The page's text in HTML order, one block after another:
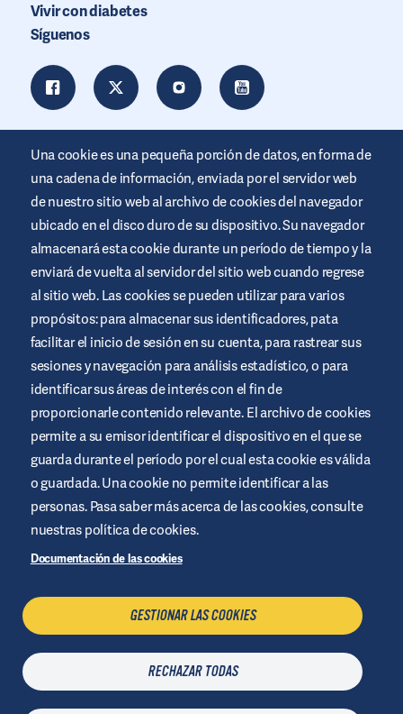
Vivir con diabetes
Síguenos
Este sitio web está promocionado por Air Liquide Healthcare
para educar y apoyar a las personas que viven con diabetes. Es
sólo un site informativo, no sustituye las recomendaciones
médicas. Busca siempre el consejo de un profesional de la salud.
Términos y condiciones del sitio web
Política de privacidad
Cookies
Aviso legal
Administrar cookies
Política de Seguridad de la Información
Última actualización06 Agosto | © Air Liquide Healthcare
Una cookie es una pequeña porción de datos, en forma de
una cadena de información, enviada por el servidor web
de nuestro sitio web al archivo de cookies del navegador
ubicado en el disco duro de su dispositivo. Su navegador
almacenará esta cookie durante un período de tiempo y la
enviará de vuelta al servidor del sitio web cuando regrese
al sitio web. Las cookies se pueden utilizar para varios
propósitos: para almacenar sus identificadores, pata
facilitar el inicio de sesión en su cuenta, para rastrear sus
sesiones y navegación para análisis estadístico, o para
identificar sus áreas de interés con el fin de
proporcionarle contenido relevante. El archivo de cookies
permite a su emisor identificar el dispositivo en el que se
guarda durante el período por el cual esta cookie es válida
o guardada. Una cookie no permite identificar a las
personas. Pasa saber más acerca de las cookies, consulte
nuestras política de cookies.
Documentación de las cookies
GESTIONAR LAS COOKIES
RECHAZAR TODAS